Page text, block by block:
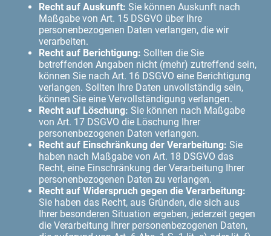
Recht auf Auskunft: Sie können Auskunft nach
Maßgabe von Art. 15 DSGVO über Ihre
personenbezogenen Daten verlangen, die wir
verarbeiten.
Recht auf Berichtigung: Sollten die Sie
betreffenden Angaben nicht (mehr) zutreffend sein,
können Sie nach Art. 16 DSGVO eine Berichtigung
verlangen. Sollten Ihre Daten unvollständig sein,
können Sie eine Vervollständigung verlangen.
Recht auf Löschung: Sie können nach Maßgabe
von Art. 17 DSGVO die Löschung Ihrer
personenbezogenen Daten verlangen.
Recht auf Einschränkung der Verarbeitung: Sie
haben nach Maßgabe von Art. 18 DSGVO das
Recht, eine Einschränkung der Verarbeitung Ihrer
personenbezogenen Daten zu verlangen.
Recht auf Widerspruch gegen die Verarbeitung:
Sie haben das Recht, aus Gründen, die sich aus
Ihrer besonderen Situation ergeben, jederzeit gegen
die Verarbeitung Ihrer personenbezogenen Daten,